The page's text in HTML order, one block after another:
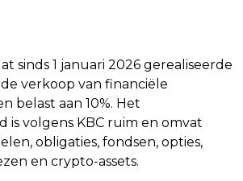
sinds 1 januari 2026 gerealiseerde
verkoop van financiële
belast aan 10%. Het
is volgens KBC ruim en omvat
obligaties, fondsen, opties,
en crypto-assets.